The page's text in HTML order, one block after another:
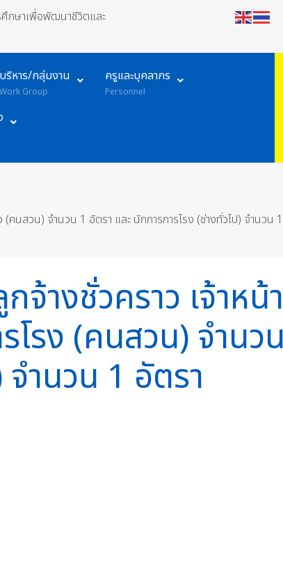
ศึกษาเพื่อพัฒนาชีวิตและ
บริหาร/กลุ่มงาน
Work Group
ครูและบุคลากร
Personnel
นสวน) จำนวน 1 อัตรา และ นักการภารโรง (ช่างทั่วไป) จำนวน
างชั่วคราว เจ้าหน้
รง (คนสวน) จำนว
จำนวน 1 อัตรา